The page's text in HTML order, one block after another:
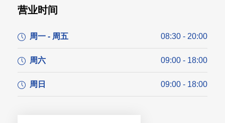
营业时间
周一 - 周五 08:30 - 20:00
周六 09:00 - 18:00
周日 09:00 - 18:00